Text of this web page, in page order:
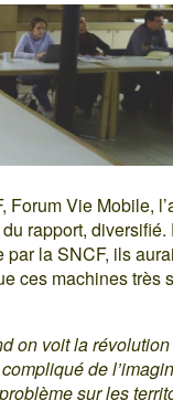
Forum Vie Mobile,
rapport, diversifié.
la SNCF, ils
ces machines très
on voit la
de
sur les